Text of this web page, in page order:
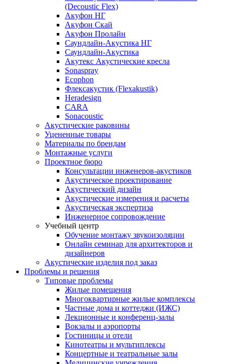
(Decoustic Flex)
Акуфон НГ
Акуфон Скай
Акуфон Пролайн
Саундлайн-Акустика НГ
Саундлайн-Акустика
Акутекс Акустические кресла
Sonaspray
Ecophon
Флексакустик (Flexakustik)
Heradesign
CARA
Sonacoustic
Акустические раковины
Уцененные товары
Материалы по брендам
Монтажные услуги
Проектное бюро
Консультации инженеров-акустиков
Акустическое проектирование
Акустический дизайн
Акустические измерения и расчеты
Акустическая экспертиза
Инженерное сопровождение
Учебный центр
Обучение монтажу звукоизоляции
Онлайн семинар для архитекторов и
дизайнеров
Акустические изделия под заказ
Проблемы и решения
Типовые проблемы
Жилые помещения
Многоквартирные жилые комплексы
Частные дома и коттеджи (ИЖС)
Лекционные и конференц-залы
Вокзалы и аэропорты
Гостиницы и отели
Кинотеатры и мультиплексы
Концертные и театральные залы